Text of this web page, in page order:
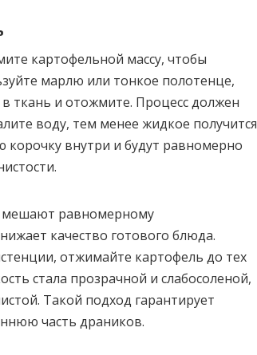
картофельной массу, чтобы
марлю или тонкое полотенце,
ткань и отожмите. Процесс должен
воду, тем менее жидкое получится
корочку внутри и будут равномерно
мешают равномерному
качество готового блюда.
отжимайте картофель до тех
стала прозрачной и слабосоленой,
Такой подход гарантирует
часть драников.